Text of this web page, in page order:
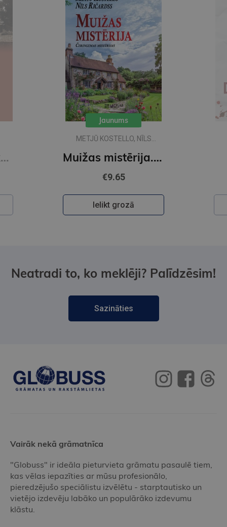
Kaucmindes pakavs
Jaunums
METJŪ KOSTELLO, NĪLS
Muižas mistērija. Vakara detektīvs
€9.65
Ielikt grozā
Neatradi to, ko meklēji? Palīdzēsim!
Sazināties
Vairāk nekā grāmatnīca
"Globuss" ir ideāla pieturvieta grāmatu pasaulē tiem,
kas vēlas iepazīties ar mūsu profesionālo,
pieredzējušo speciālistu izvēlētu - starptautisko un
vietējo izdevēju labāko un populārāko izdevumu
klāstu.